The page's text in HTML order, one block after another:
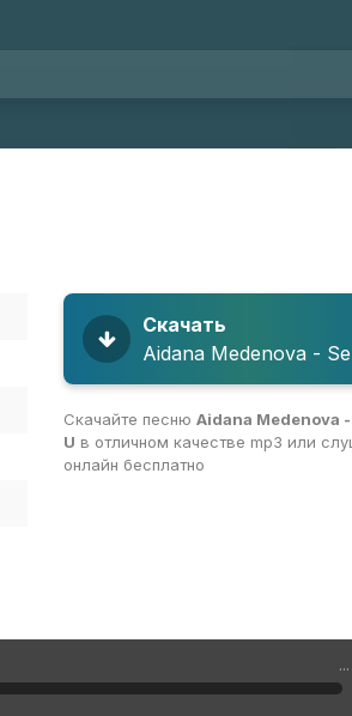
Скачать
Скачайте песню Aidana Medenova
U в отличном качестве mp3 или
онлайн бесплатно
...